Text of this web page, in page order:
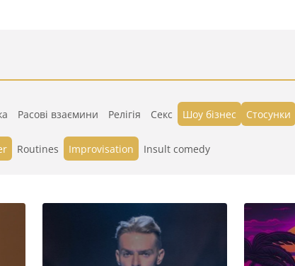
Расові взаємини Релігія Секс Шоу бізнес Стосунки
Routines Improvisation Insult comedy